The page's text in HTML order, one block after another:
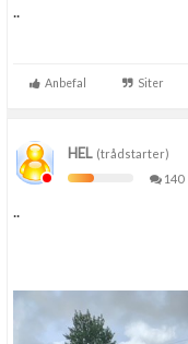
..
Anbefal Siter
HEL(trådstarter)
140
..